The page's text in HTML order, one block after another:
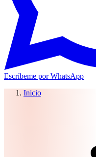
Escríbeme por WhatsApp
Inicio